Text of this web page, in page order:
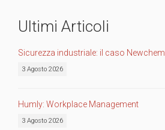
Ultimi Articoli
Sicurezza industriale: il caso Newchem
3 Agosto 2026
Humly: Workplace Management
3 Agosto 2026